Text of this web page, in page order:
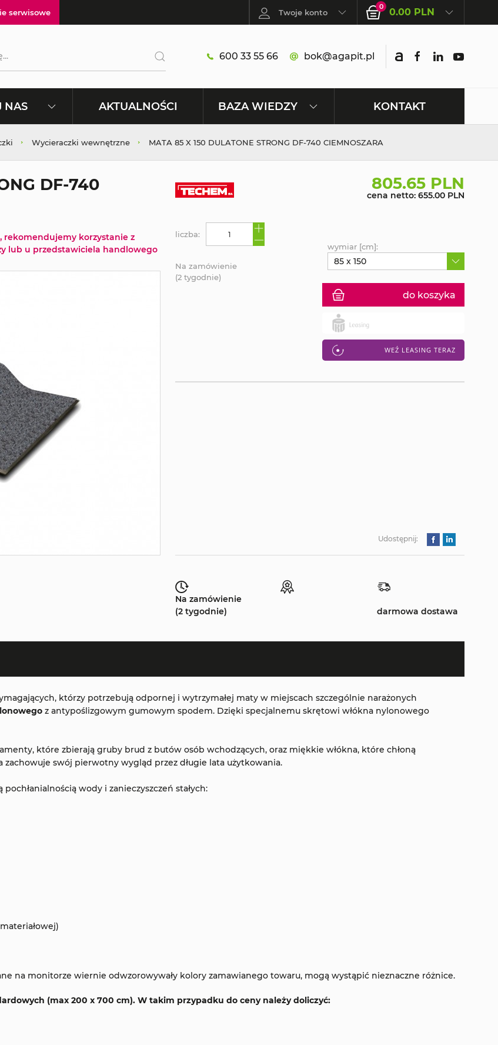
serwisowe Twoje konto
0 0.00 PLN
600 33 55 66 bok@agapit.pl
NAS AKTUALNOŚCI BAZA WIEDZY KONTAKT
Wycieraczki wewnętrzne MATA 85 X 150 DULATONE STRONG DF-740 CIEMNOSZARA
DF-740
rekomendujemy korzystanie z
lub u przedstawiciela handlowego
805.65 PLN
cena netto: 655.00 PLN
do koszyka
WEŹ LEASING TERAZ
liczba:
Na zamówienie
(2 tygodnie)
wymiar [cm]:
85 x 150
Udostępnij:
Na zamówienie
(2 tygodnie)
darmowa dostawa
którzy potrzebują odpornej i wytrzymałej maty w miejscach szczególnie narażonych
z antypoślizgowym gumowym spodem. Dzięki specjalnemu skrętowi włókna nylonowego
które zbierają gruby brud z butów osób wchodzących, oraz miękkie włókna, które chłoną
swój pierwotny wygląd przez długie lata użytkowania.
wody i zanieczyszczeń stałych:
na monitorze wiernie odwzorowywały kolory zamawianego towaru, mogą wystąpić nieznaczne różnice.
(max 200 x 700 cm). W takim przypadku do ceny należy doliczyć: